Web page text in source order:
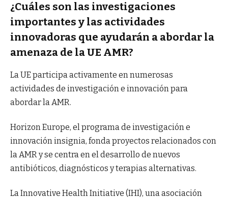
¿Cuáles son las investigaciones
importantes y las actividades
innovadoras que ayudarán a abordar la
amenaza de la UE AMR?
La UE participa activamente en numerosas
actividades de investigación e innovación para
abordar la AMR.
Horizon Europe, el programa de investigación e
innovación insignia, fonda proyectos relacionados con
la AMR y se centra en el desarrollo de nuevos
antibióticos, diagnósticos y terapias alternativas.
La Innovative Health Initiative (IHI), una asociación